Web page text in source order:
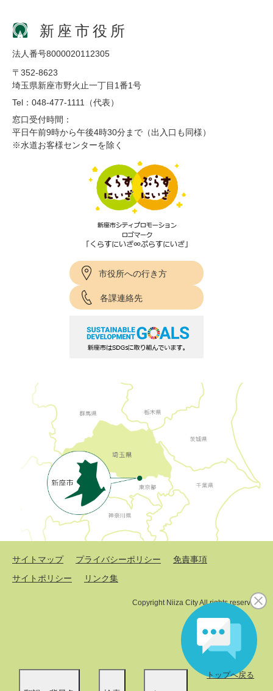
トップへ戻る
新座市役所
法人番号8000020112305
〒352-8623
埼玉県新座市野火止一丁目1番1号
Tel：048-477-1111（代表）
窓口受付時間：
平日午前9時から午後4時30分まで（出入口も同様）
※水道お客様センターを除く
市役所への行き方
各課連絡先
サイトマップ プライバシーポリシー
免責事項
サイトポリシー
リンク集
Copyright Niiza City All rights reserved.